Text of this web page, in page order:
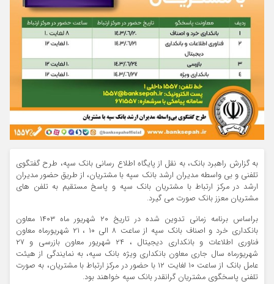
به گزارش راهبرد بانک، به نقل از پایگاه اطلاع رسانی بانک سپه، طرح گفتگوی
تلفنی و بی واسطه مدیران ارشد بانک سپه با مشتریان، از طریق حضور مدیران
ارشد در مرکز ارتباط با مشتریان بانک سپه و پاسخ مستقیم به تلفن های
مشتریان معزز بانک صورت می گیرد.
بر‌اساس برنامه زمانی تدوین شده در تاریخ ۲۰ شهریور ماه ۱۴۰۳ معاون
بانکداری خرد و اصناف بانک سپه از ساعت ۸ الی ۱۰ ، ۲۱ شهریور‌ماه معاون
فناوری اطلاعات و بانکداری دیجیتال ، ۲۴ شهریور معاون بازرسی و ۲۷
شهریورماه سال جاری معاون بانکداری ویژه بانک سپه، به نمایندگی از هیئت
عامل بانک از ساعت ۱۰ لغایت ۱۲ با حضور در مرکز ارتباط با مشتریان، به صورت
تلفنی پاسخگوی مشتریان گرانقدر بانک سپه خواهند بود.